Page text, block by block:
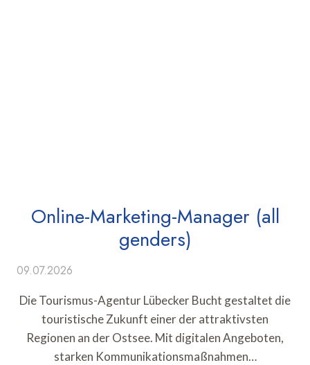
Online-Marketing-Manager (all
genders)
09.07.2026
Die Tourismus-Agentur Lübecker Bucht gestaltet die
touristische Zukunft einer der attraktivsten
Regionen an der Ostsee. Mit digitalen Angeboten,
starken Kommunikationsmaßnahmen…